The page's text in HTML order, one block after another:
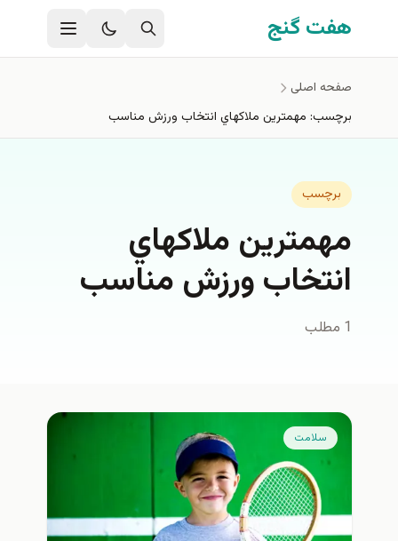
رفتن به محتوای اصلی
هفت گنج
صفحه اصلی
برچسب: مهمترين ملاكهاي انتخاب ورزش مناسب
برچسب
مهمترين ملاكهاي
انتخاب ورزش مناسب
1 مطلب
سلامت